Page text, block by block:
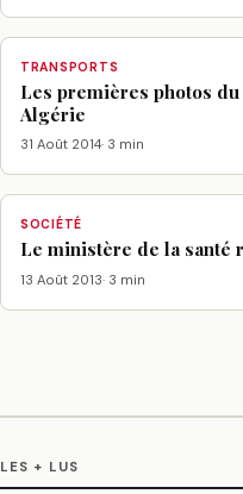
TRANSPORTS
Les premières photos
Algérie
31 Août 2014· 3 min
SOCIÉTÉ
Le ministère de la santé
13 Août 2013· 3 min
LES + LUS